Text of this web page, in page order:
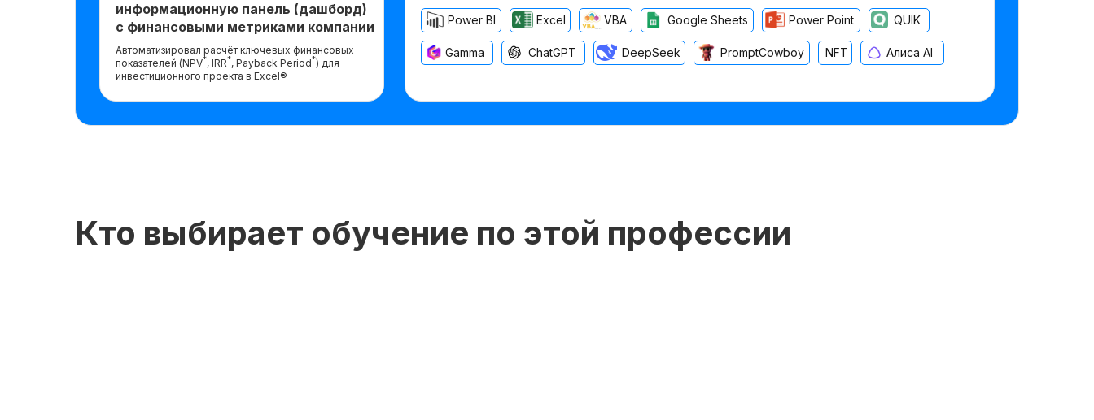
информационную панель (дашборд)
с финансовыми метриками компании
Автоматизировал расчёт ключевых финансовых
показателей (NPV*, IRR*, Payback Period*) для
инвестиционного проекта в Excel®
Excel QUIK
Google Sheets Power Point
Power BI VBA
NFT
ChatGPT
Gamma DeepSeek PromptCowboy Алиса AI
Кто выбирает обучение по этой профессии